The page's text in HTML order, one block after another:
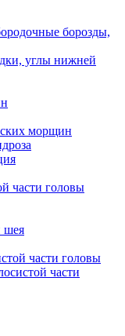
борозды,
углы нижней
морщин
части головы
шея
части головы
части